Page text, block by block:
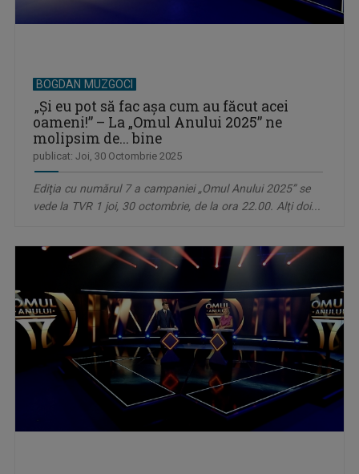
BOGDAN MUZGOCI
„Şi eu pot să fac așa cum au făcut acei
oameni!” – La „Omul Anului 2025” ne
molipsim de... bine
publicat: Joi, 30 Octombrie 2025
Ediţia cu numărul 7 a campaniei „Omul Anului 2025” se
vede la TVR 1 joi, 30 octombrie, de la ora 22.00. Alţi doi...